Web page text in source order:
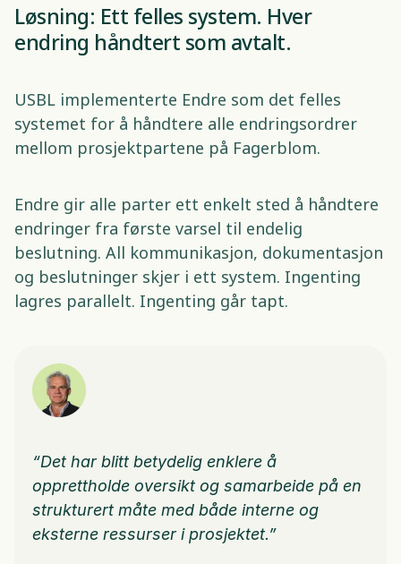
Løsning: Ett felles system. Hver
endring håndtert som avtalt.
USBL implementerte Endre som det felles
systemet for å håndtere alle endringsordrer
mellom prosjektpartene på Fagerblom.
Endre gir alle parter ett enkelt sted å håndtere
endringer fra første varsel til endelig
beslutning. All kommunikasjon, dokumentasjon
og beslutninger skjer i ett system. Ingenting
lagres parallelt. Ingenting går tapt.
“Det har blitt betydelig enklere å
opprettholde oversikt og samarbeide på en
strukturert måte med både interne og
eksterne ressurser i prosjektet.”